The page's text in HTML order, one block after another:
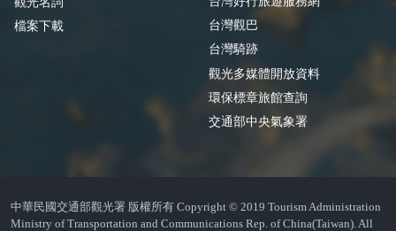
檔案下載
台灣觀巴
台灣騎跡
觀光多媒體開放資料
環保標章旅館查詢
交通部中央氣象署
中華民國交通部觀光署 版權所有 Copyright © 2019 Tourism Administration
Ministry of Transportation and Communications Rep. of China(Taiwan). All